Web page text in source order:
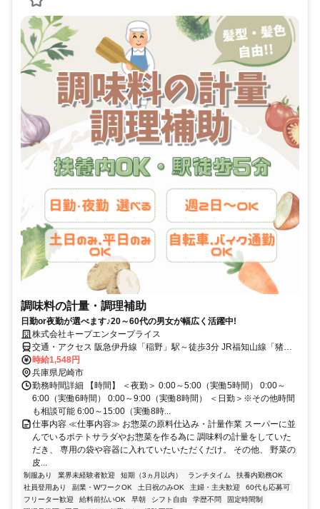
調味料の計量・調理補助
日勤or夜勤が選べます♪20～60代の男女が幅広く活躍中!
株式会社キープエンタープライス
交通・アクセス 阪急伊丹線「稲野」駅～徒歩3分 JR福知山線「猪名
寺」駅～徒歩5分 阪急神戸線「塚口」駅～自転車5分 JR福知山線「塚
口」駅～自転車8分 阪急伊丹線「新伊丹」駅～自転車5分 阪急神戸線
「武庫之荘」駅～自転車15分 JR神戸線「尼崎」駅～自転車20分
時給1,548円
兵庫県尼崎市
勤務時間詳細 【時間】 ＜夜勤＞ 0:00～5:00（実働5時間） 0:00～
6:00（実働6時間） 0:00～9:00（実働8時間） ＜日勤＞※その他時間
も相談可能 6:00～15:00（実働8時...
仕事内容 ≪仕事内容≫ お惣菜の原料仕込み・計量作業 スーパーに並
んでいるポテトサラダやお惣菜を作る為に 調味料の計量をしていた
だき、 専用の袋や容器に入れていたいただくだけ。 その他、 野菜の
皮...
制服あり 業界未経験者歓迎 短期（3ヵ月以内） ランチタイム
扶養内勤務OK
社員登用あり
副業・WワークOK 土日祝のみOK 主婦・主夫歓迎
60代も応募可
フリーター歓迎
給料前払いOK 早朝 シフト自由 学歴不問
固定時間制